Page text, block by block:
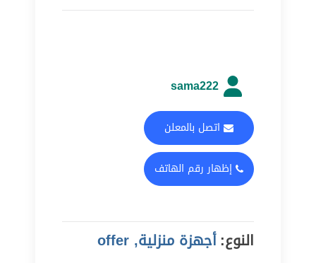
sama222
اتصل بالمعلن
إظهار رقم الهاتف
النوع:أجهزة منزلية, offer